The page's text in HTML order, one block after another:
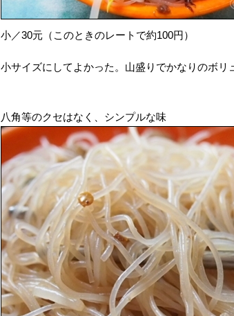
小／30元（このときのレートで約100円）
小サイズにしてよかった。山盛りでかなりのボリ
八角等のクセはなく、シンプルな味